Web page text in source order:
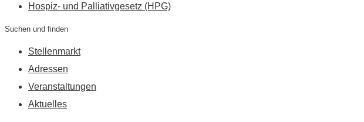
Hospiz- und Palliativgesetz (HPG)
Suchen und finden
Stellenmarkt
Adressen
Veranstaltungen
Aktuelles